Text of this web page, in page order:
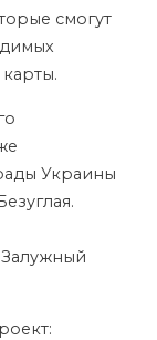
смогут
Украины